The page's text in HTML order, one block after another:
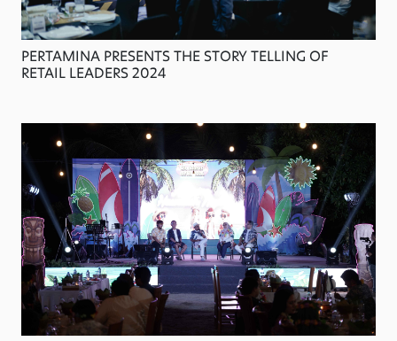
PERTAMINA PRESENTS THE STORY TELLING OF
RETAIL LEADERS 2024